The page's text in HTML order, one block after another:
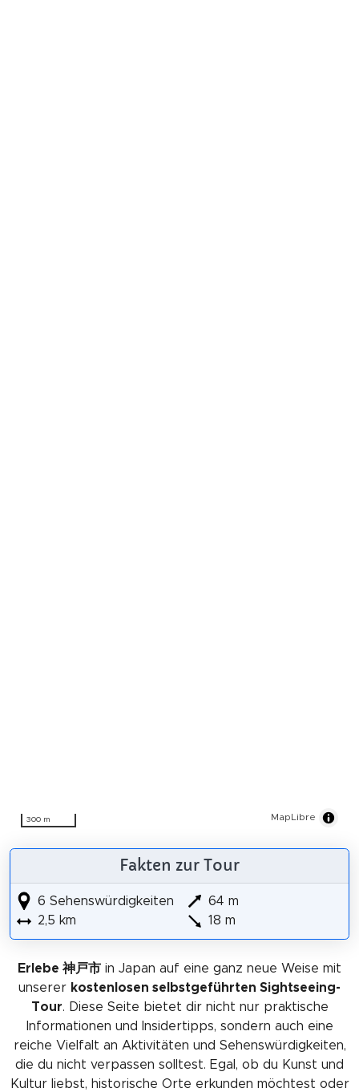
300 m MapLibre
Fakten zur Tour
6 Sehenswürdigkeiten
2,5 km
64 m
18 m
Erlebe 神戸市 in Japan auf eine ganz neue Weise mit
unserer kostenlosen selbstgeführten Sightseeing-
Tour. Diese Seite bietet dir nicht nur praktische
Informationen und Insidertipps, sondern auch eine
reiche Vielfalt an Aktivitäten und Sehenswürdigkeiten,
die du nicht verpassen solltest. Egal, ob du Kunst und
Kultur liebst, historische Orte erkunden möchtest oder